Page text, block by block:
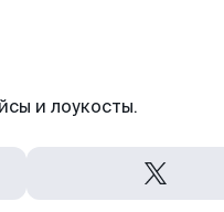
и лоукосты.